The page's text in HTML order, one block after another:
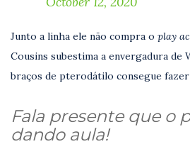
Junto a linha ele não compra o play
Cousins subestima a envergadura de
braços de pterodátilo consegue fazer
Fala presente que o
dando aula!